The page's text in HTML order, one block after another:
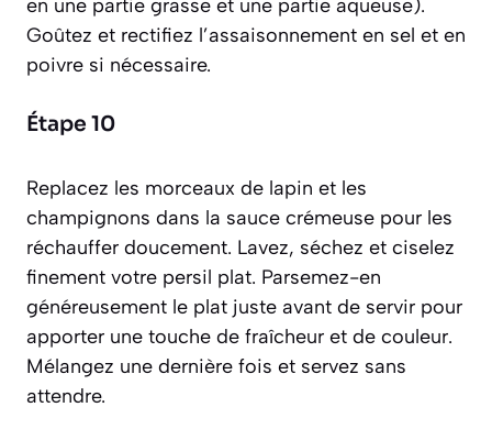
en une partie grasse et une partie aqueuse).
Goûtez et rectifiez l’assaisonnement en sel et en
poivre si nécessaire.
Étape 10
Replacez les morceaux de lapin et les
champignons dans la sauce crémeuse pour les
réchauffer doucement. Lavez, séchez et ciselez
finement votre persil plat. Parsemez-en
généreusement le plat juste avant de servir pour
apporter une touche de fraîcheur et de couleur.
Mélangez une dernière fois et servez sans
attendre.